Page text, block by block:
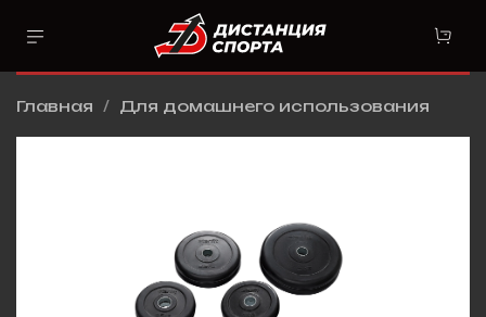
Главная Для домашнего использования